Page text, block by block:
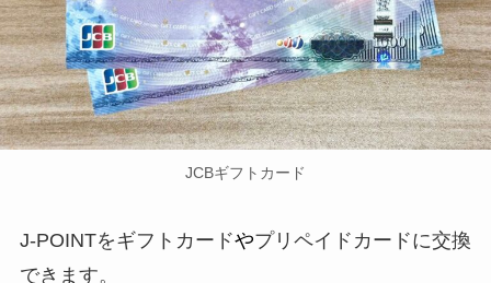
JCBギフトカード
J-POINTをギフトカードやプリペイドカードに交換
できます。